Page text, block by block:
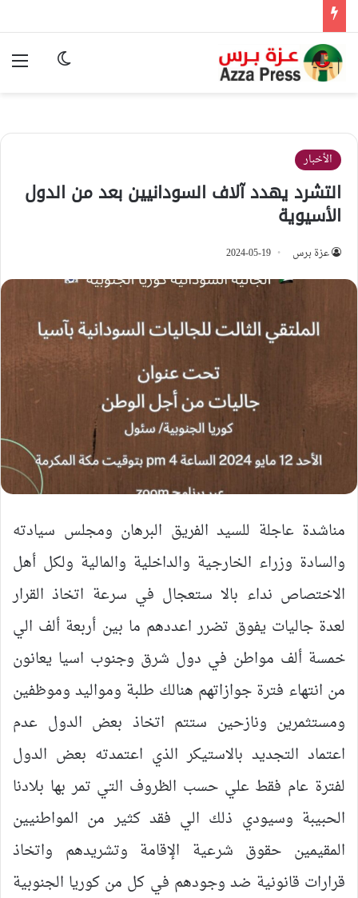
الوضع
الأخبار
التشرد يهدد آلاف السودانيين بعد من الدول
الأسيوية
عزة برس 2024-05-19
مناشدة عاجلة للسيد الفريق البرهان ومجلس سيادته
والسادة وزراء الخارجية والداخلية والمالية ولكل أهل
الاختصاص نداء بالا ستعجال في سرعة اتخاذ القرار
لعدة جاليات يفوق تضرر اعددهم ما بين أربعة ألف الي
خمسة ألف مواطن في دول شرق وجنوب اسيا يعانون
من انتهاء فترة جوازاتهم هنالك طلبة ومواليد وموظفين
ومستثمرين ونازحين ستتم اتخاذ بعض الدول عدم
اعتماد التجديد بالاستيكر الذي اعتمدته بعض الدول
لفترة عام فقط علي حسب الظروف التي تمر بها بلادنا
الحبيبة وسيودي ذلك الي فقد كثير من المواطنيين
المقيمين حقوق شرعية الإقامة وتشريدهم واتخاذ
قرارات قانونية ضد وجودهم في كل من كوريا الجنوبية